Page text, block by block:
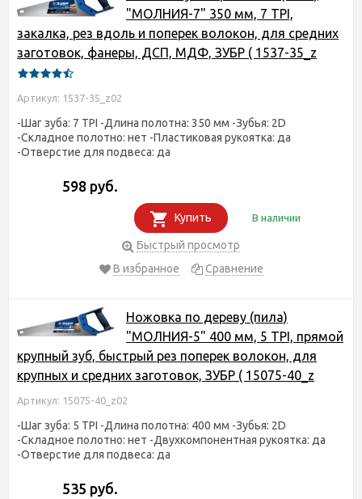
"МОЛНИЯ-7" 350 мм, 7 TPI,
закалка, рез вдоль и поперек волокон, для средних
заготовок, фанеры, ДСП, МДФ, ЗУБР ( 1537-35_z
Артикул: 1537-35_z02
-Шаг зуба: 7 TPI -Длина полотна: 350 мм -Зубья: 2D
-Складное полотно: нет -Пластиковая рукоятка: да
-Отверстие для подвеса: да
598 руб.
Купить В наличии
Быстрый просмотр
В избранное
Сравнение
Ножовка по дереву (пила)
"МОЛНИЯ-5" 400 мм, 5 TPI, прямой
крупный зуб, быстрый рез поперек волокон, для
крупных и средних заготовок, ЗУБР ( 15075-40_z
Артикул: 15075-40_z02
-Шаг зуба: 5 TPI -Длина полотна: 400 мм -Зубья: 2D
-Складное полотно: нет -Двухкомпонентная рукоятка: да
-Отверстие для подвеса: да
535 руб.